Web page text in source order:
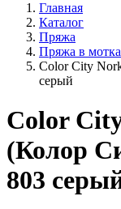
Главная
Каталог
Пряжа
Пряжа в
Color City
серый
Color
(Колор
803